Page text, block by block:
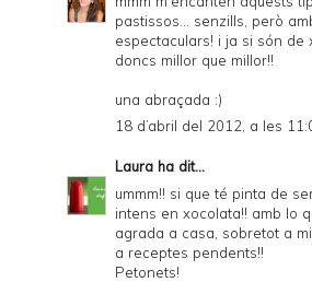
pastissos... senzills, però
espectaculars! i ja si són de
doncs millor que millor!!
una abraçada :)
18 d’abril del 2012, a les
Laura ha dit...
ummm!! si que té pinta de
intens en xocolata!! amb lo
agrada a casa, sobretot a
a receptes pendents!!
Petonets!